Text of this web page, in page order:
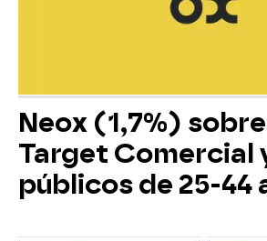
Neox (1,7%)
Target Comercial
públicos de 25-44